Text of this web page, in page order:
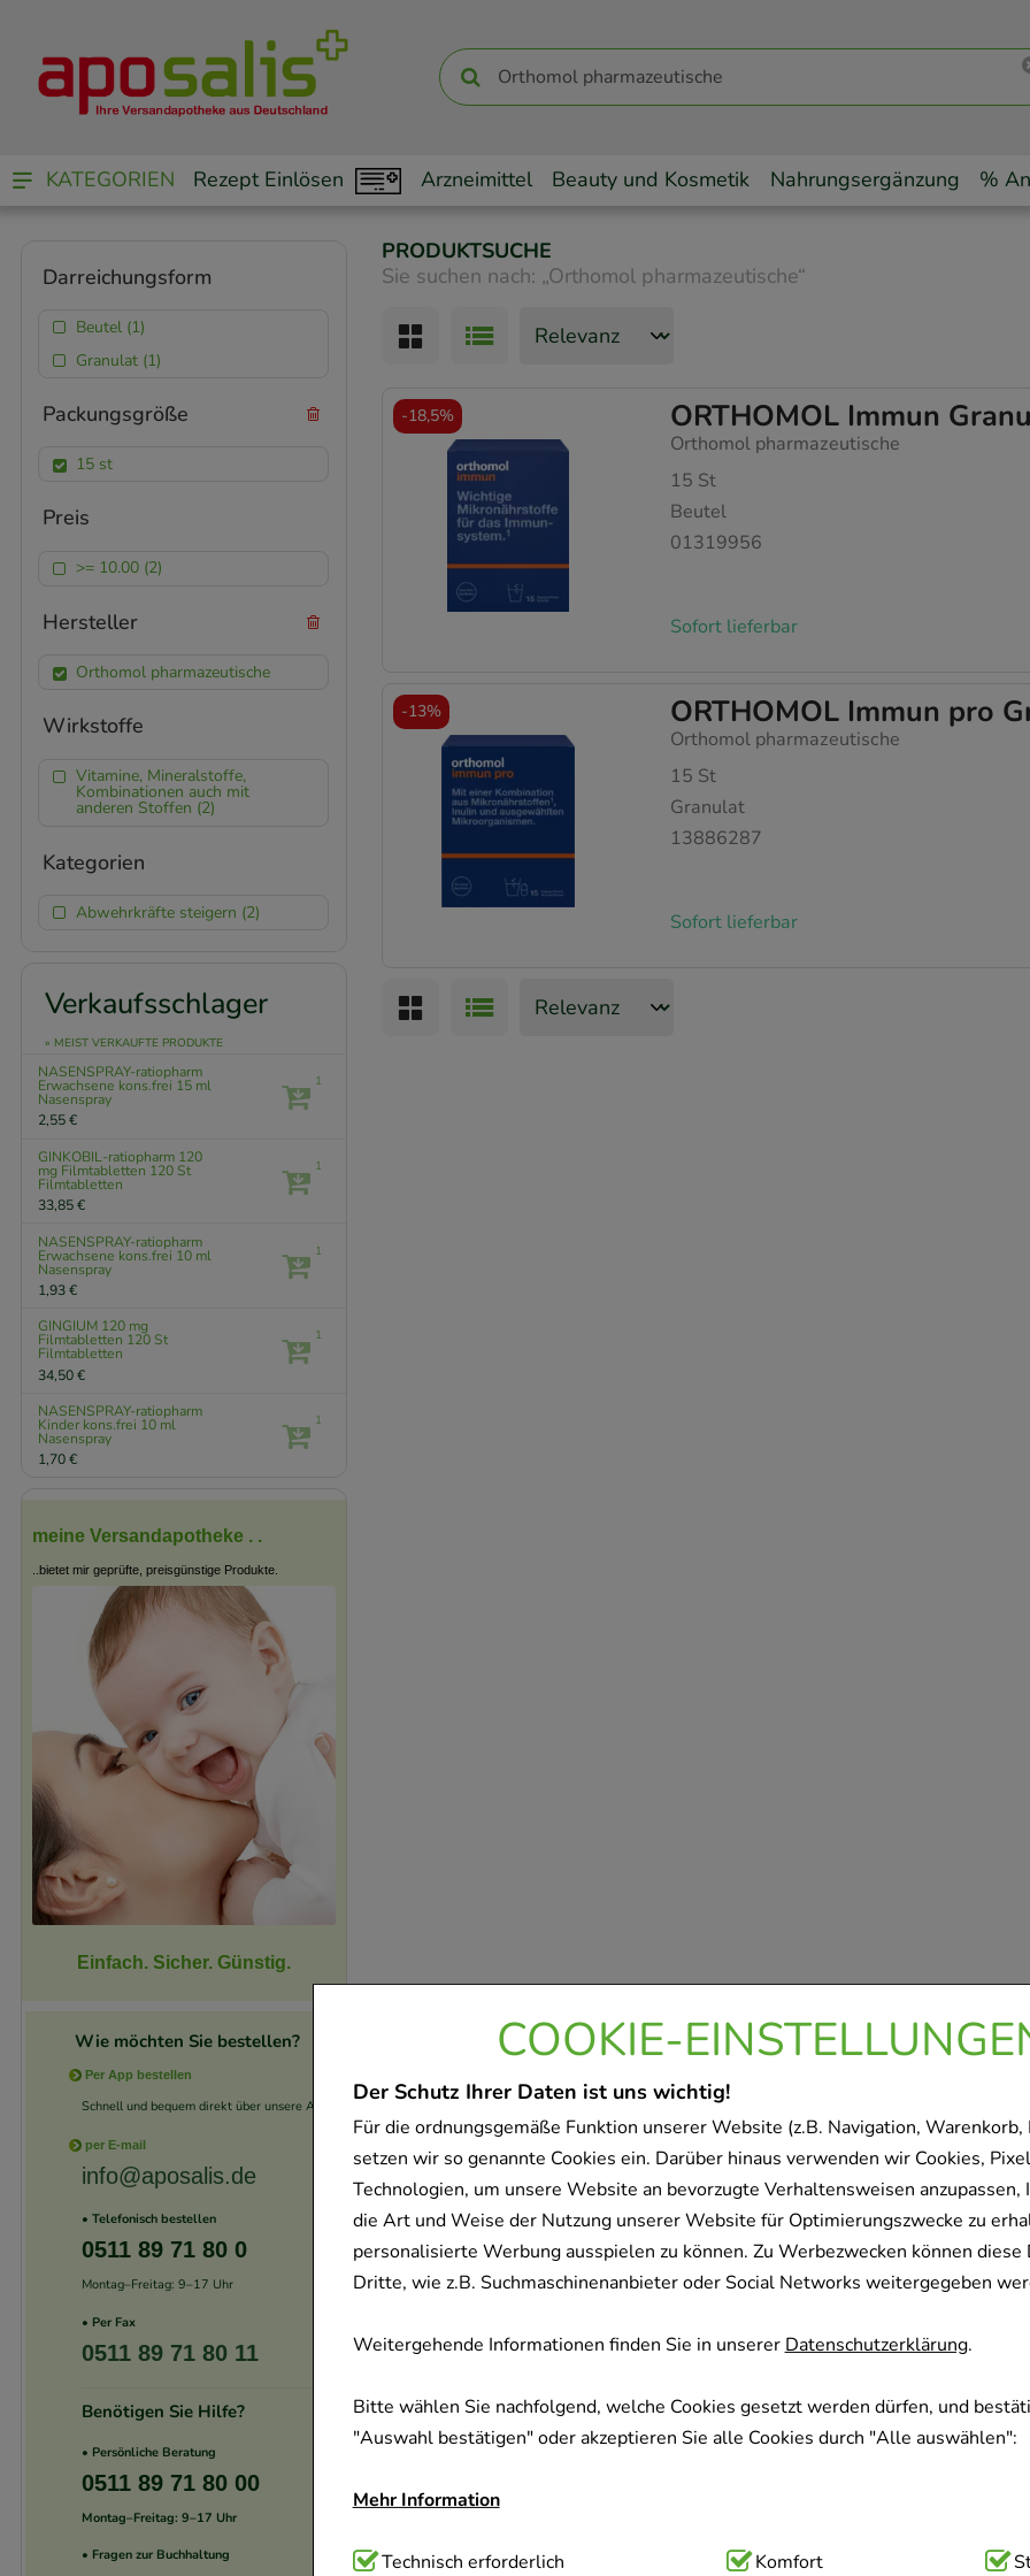
COOKIE-
Der Schutz Ihrer Daten ist uns wichtig!
Für die ordnungsgemäße Funktion unserer Website (z.B. Navigation, Warenkorb,
setzen wir so genannte Cookies ein. Darüber hinaus verwenden wir Cookies,
Technologien, um unsere Website an bevorzugte Verhaltensweisen anzupassen,
die Art und Weise der Nutzung unserer Website für Optimierungszwecke zu
personalisierte Werbung ausspielen zu können. Zu Werbezwecken können diese
Dritte, wie z.B. Suchmaschinenanbieter oder Social Networks weitergegeben
Weitergehende Informationen finden Sie in unsererDatenschutzerklärung.
Bitte wählen Sie nachfolgend, welche Cookies gesetzt werden dürfen, und
"Auswahl bestätigen" oder akzeptieren Sie alle Cookies durch "Alle auswählen":
Mehr Information
Technisch Notwendig:Hierbei handelt es sich um Cookies, die für die
Technisch erforderlich Komfort
KATEGORIEN Rezept Einlösen Arzneimittel Beauty und Kosmetik Nahrungsergänzung %
PRODUKTSUCHE
Sie suchen nach: „Orthomol pharmazeutische“
ORTHOMOL Immun
Orthomol pharmazeutische
15 St
Beutel
01319956
Sofort lieferbar
-18,5%
ORTHOMOL Immun pro
Orthomol pharmazeutische
15 St
Granulat
13886287
Sofort lieferbar
-13%
Darreichungsform
Beutel (1)
Granulat (1)
Packungsgröße
15 st
Preis
>= 10.00 (2)
Hersteller
Orthomol pharmazeutische
Wirkstoffe
Vitamine, Mineralstoffe,
Kombinationen auch mit
anderen Stoffen (2)
Kategorien
Abwehrkräfte steigern (2)
Verkaufsschlager
» MEIST VERKAUFTE PRODUKTE
NASENSPRAY-ratiopharm
Erwachsene kons.frei 15 ml
Nasenspray
2,55 €
1
GINKOBIL-ratiopharm 120
mg Filmtabletten 120 St
Filmtabletten
33,85 €
1
NASENSPRAY-ratiopharm
Erwachsene kons.frei 10 ml
Nasenspray
1,93 €
1
GINGIUM 120 mg
Filmtabletten 120 St
Filmtabletten
34,50 €
1
NASENSPRAY-ratiopharm
Kinder kons.frei 10 ml
Nasenspray
1,70 €
1
meine Versandapotheke . .
..bietet mir geprüfte, preisgünstige Produkte.
Einfach. Sicher. Günstig.
Wie möchten Sie bestellen?
Per App bestellen
Schnell und bequem direkt über unsere App.
per E-mail
info@aposalis.de
• Telefonisch bestellen
0511 89 71 80 0
Montag–Freitag: 9–17 Uhr
• Per Fax
0511 89 71 80 11
Benötigen Sie Hilfe?
• Persönliche Beratung
0511 89 71 80 00
Montag–Freitag: 9–17 Uhr
• Fragen zur Buchhaltung